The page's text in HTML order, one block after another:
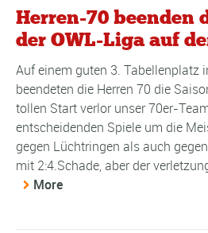
Herren-70 beenden
der OWL-Liga auf
Auf einem guten 3. Tabellenplatz
beendeten die Herren 70 die
tollen Start verlor unser 70er-
entscheidenden Spiele um die
gegen Lüchtringen als auch
mit 2:4.Schade, aber der
More